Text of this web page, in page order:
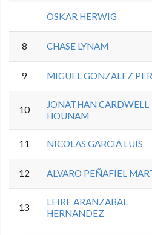
OSKAR HERWIG
8 CHASE LYNAM
9 MIGUEL GONZALEZ
10
JONATHAN CARDWELL
HOUNAM
11 NICOLAS GARCIA LUIS
12 ALVARO PEÑAFIEL
13
LEIRE ARANZABAL
HERNANDEZ